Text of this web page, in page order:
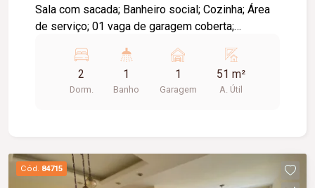
Sala com sacada; Banheiro social; Cozinha; Área
de serviço; 01 vaga de garagem coberta;
funcionais e bem distribuídos, proporcionando
conforto e praticidade para o dia a dia.
Informações complementares: Condomínio no
2
Dorm.
1
Banho
1
Garagem
51 m²
A. Útil
Cód. 84715